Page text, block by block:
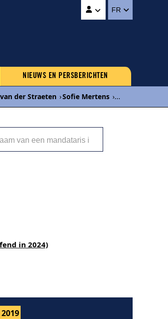
FR
NIEUWS EN PERSBERICHTEN
der Straeten ›Sofie Mertens ›...
in 2024)